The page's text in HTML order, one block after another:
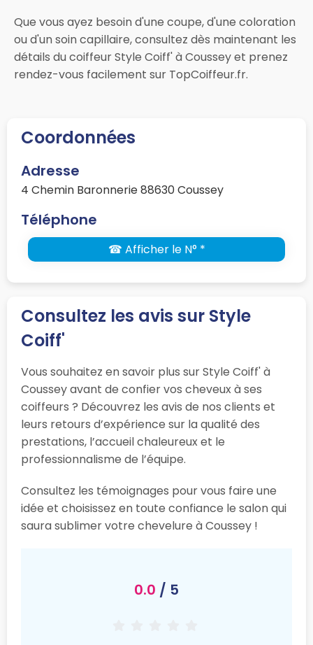
Que vous ayez besoin d'une coupe, d'une coloration
ou d'un soin capillaire, consultez dès maintenant les
détails du coiffeur Style Coiff' à Coussey et prenez
rendez-vous facilement sur TopCoiffeur.fr.
Coordonnées
Adresse
4 Chemin Baronnerie 88630 Coussey
Téléphone
☎ Afficher le N° *
Consultez les avis sur Style
Coiff'
Vous souhaitez en savoir plus sur Style Coiff' à
Coussey avant de confier vos cheveux à ses
coiffeurs ? Découvrez les avis de nos clients et
leurs retours d’expérience sur la qualité des
prestations, l’accueil chaleureux et le
professionnalisme de l’équipe.
Consultez les témoignages pour vous faire une
idée et choisissez en toute confiance le salon qui
saura sublimer votre chevelure à Coussey !
0.0 / 5